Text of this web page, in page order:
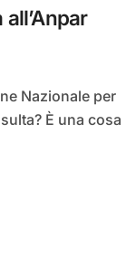
È una cosa